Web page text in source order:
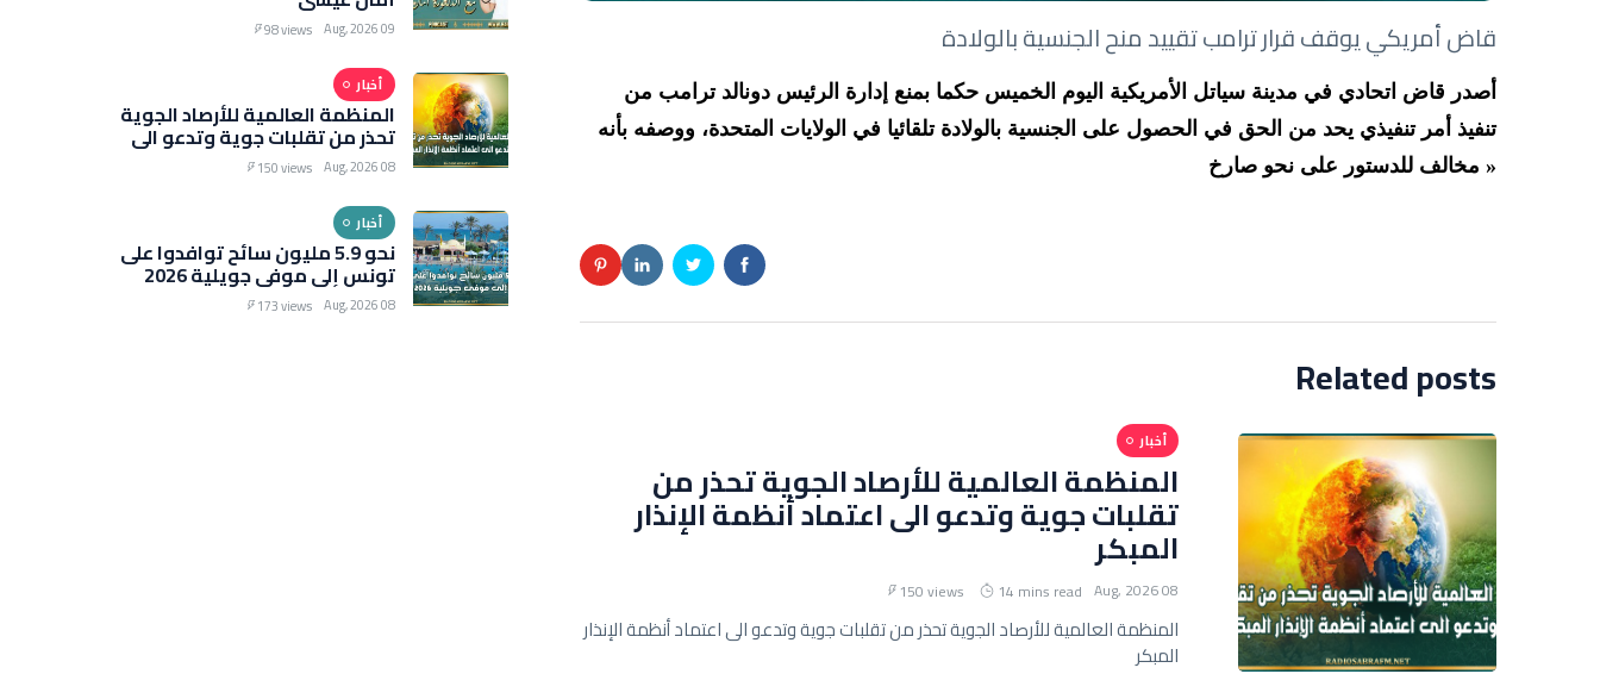
قاض أمريكي يوقف قرار ترامب تقييد منح الجنسية بالولادة
أصدر قاض اتحادي في مدينة سياتل الأمريكية اليوم الخميس حكما بمنع إدارة الرئيس دونالد ترامب من
تنفيذ أمر تنفيذي يحد من الحق في الحصول على الجنسية بالولادة تلقائيا في الولايات المتحدة، ووصفه بأنه
« مخالف للدستور على نحو صارخ
Related posts
أخبار
المنظمة العالمية للأرصاد الجوية تحذر من
تقلبات جوية وتدعو الى اعتماد أنظمة الإنذار
المبكر
08 Aug, 2026
14 mins read
150 views
المنظمة العالمية للأرصاد الجوية تحذر من تقلبات جوية وتدعو الى اعتماد أنظمة الإنذار
المبكر
09 Aug, 2026
98 views
أخبار
المنظمة العالمية للأرصاد الجوية
تحذر من تقلبات جوية وتدعو الى
اعتماد أنظمة الإنذار المبكر
08 Aug, 2026
150 views
أخبار
نحو 5.9 مليون سائح توافدوا على
تونس إلى موفى جويلية 2026
08 Aug, 2026
173 views